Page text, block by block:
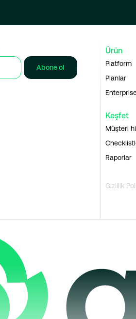
Abone ol
Ürün
Platform
Planlar
Keşfet
Müşteri
Raporlar
Gizlilik